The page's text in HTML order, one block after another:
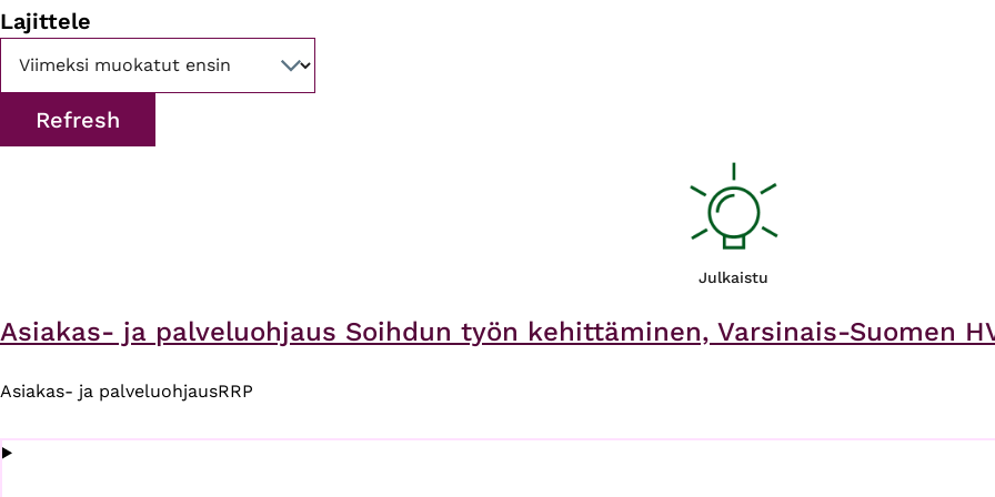
Lajittele
Julkaistu
Asiakas- ja palveluohjaus Soihdun työn kehittäminen, Varsinais-Suomen
Asiakas- ja palveluohjausRRP